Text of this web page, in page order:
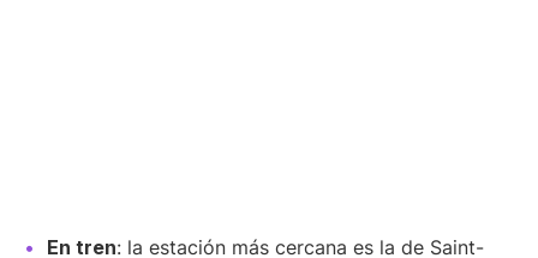
En tren: la estación más cercana es la de Saint-